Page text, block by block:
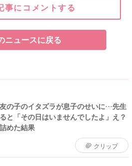
事にコメントする
ニュースに戻る
の子のイタズラが息子のせいに…先生
と「その日はいませんでしたよ」え？
めた結果
クリップ